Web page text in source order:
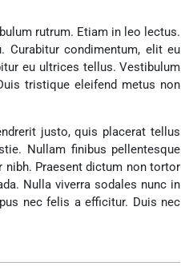
rutrum. Etiam in leo lectus.
Curabitur condimentum, elit eu
eu ultrices tellus. Vestibulum
tristique eleifend metus non
justo, quis placerat tellus
Nullam finibus pellentesque
nibh. Praesent dictum non tortor
Nulla viverra sodales nunc in
nec felis a efficitur. Duis nec